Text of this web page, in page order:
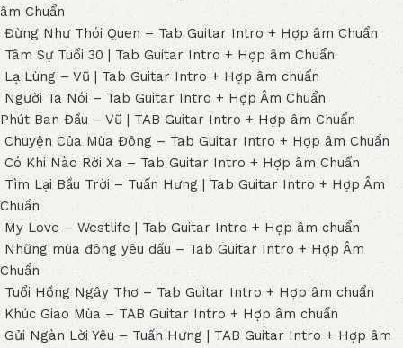
âm Chuẩn
Đừng Như Thói Quen – Tab Guitar Intro + Hợp âm Chuẩn
Tâm Sự Tuổi 30 | Tab Guitar Intro + Hợp âm Chuẩn
Lạ Lùng – Vũ | Tab Guitar Intro + Hợp âm chuẩn
Người Ta Nói – Tab Guitar Intro + Hợp Âm Chuẩn
Phút Ban Đầu – Vũ | TAB Guitar Intro + Hợp âm Chuẩn
Chuyện Của Mùa Đông – Tab Guitar Intro + Hợp âm Chuẩn
Có Khi Nào Rời Xa – Tab Guitar Intro + Hợp âm Chuẩn
Tìm Lại Bầu Trời – Tuấn Hưng | Tab Guitar Intro + Hợp Âm
Chuẩn
My Love – Westlife | Tab Guitar Intro + Hợp âm chuẩn
Những mùa đông yêu dấu – Tab Guitar Intro + Hợp Âm
Chuẩn
Tuổi Hồng Ngây Thơ – Tab Guitar Intro + Hợp âm chuẩn
Khúc Giao Mùa – TAB Guitar Intro + Hợp âm chuẩn
Gửi Ngàn Lời Yêu – Tuấn Hưng | TAB Guitar Intro + Hợp âm